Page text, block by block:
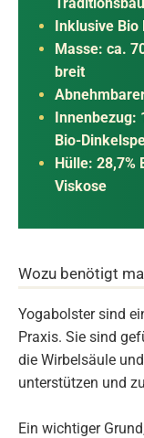
Inklusive Bio
Masse: ca.
breit
Innenbezug:
Bio-
Hülle: 28,7%
Viskose
Wozu benötigt
Yogabolster sind
Praxis. Sie sind
die Wirbelsäule
unterstützen und
Ein wichtiger